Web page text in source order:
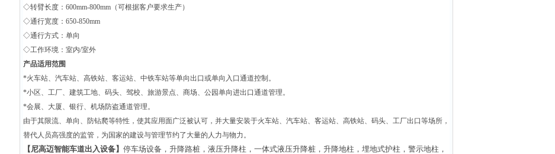
◇转臂长度：600mm-800mm（可根据客户要求生产）
◇通行宽度：650-850mm
◇通行方式：单向
◇工作环境：室内/室外
产品适用范围
*火车站、汽车站、高铁站、客运站、中铁车站等单向出口或单向入口通道控制。
*小区、工厂、建筑工地、码头、驾校、旅游景点、商场、公园单向进出口通道管理。
*会展、大厦、银行、机场防盗通道管理。
由于其限流、单向、防钻爬等特性，使其应用面广泛被认可，并大量安装于火车站、汽车站、客运站、高铁站、码头、工厂出口等场所，
替代人员高强度的监管，为国家的建设与管理节约了大量的人力与物力。
【尼高迈智能车道出入设备】 停车场设备，升降路桩，液压升降柱，一体式液压升降桩，升降地柱，埋地式护柱，警示地柱，